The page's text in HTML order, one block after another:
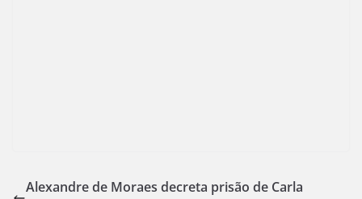
Alexandre de Moraes decreta prisão de Carla